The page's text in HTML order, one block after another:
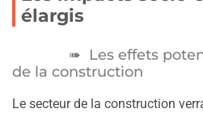
élargis
Les effets
de la construction
Le secteur de la construction